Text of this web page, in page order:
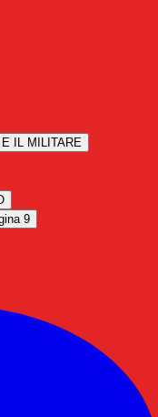
IL MILITARE
9